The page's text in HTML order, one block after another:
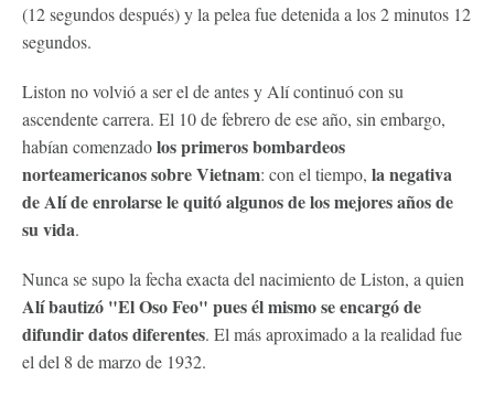
(12 segundos después) y la pelea fue detenida a los 2 minutos 12
segundos.
Liston no volvió a ser el de antes y Alí continuó con su
ascendente carrera. El 10 de febrero de ese año, sin embargo,
habían comenzadolos primeros bombardeos
norteamericanos sobre Vietnam: con el tiempo, la negativa
de Alí de enrolarse le quitó algunos de los mejores años de
su vida.
Nunca se supo la fecha exacta del nacimiento de Liston, a quien
Alí bautizó "El Oso Feo" pues él mismo se encargó de
difundir datos diferentes. El más aproximado a la realidad fue
el del 8 de marzo de 1932.